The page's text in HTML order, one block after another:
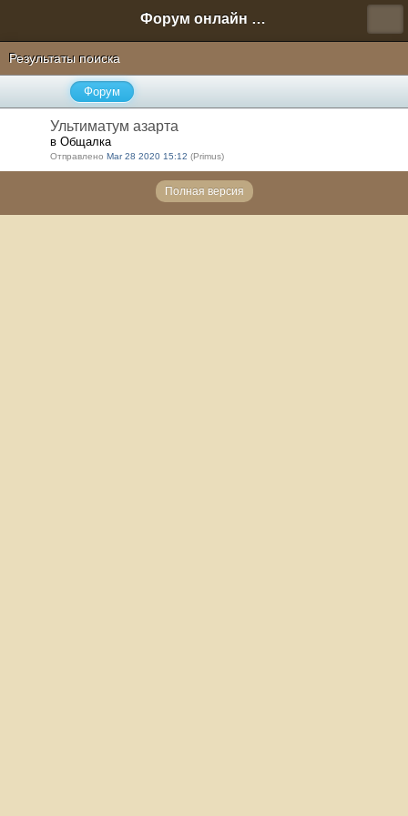
Форум онлайн игры "Новая Эра" (Нюра Биз)
Результаты поиска
Форум
Ультиматум азарта
в Общалка
Отправлено Mar 28 2020 15:12 (Primus)
Полная версия